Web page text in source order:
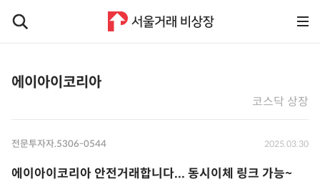
에이아이코리아
코스닥 상장
전문투자자.5306-0544 2025.03.30
에이아이코리아 안전거래합니다... 동시이체 링크 가능~